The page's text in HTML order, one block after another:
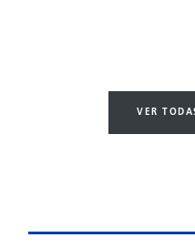
VER